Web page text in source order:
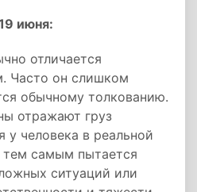
июня:
отличается
Часто он слишком
обычному толкованию.
отражают груз
человека в реальной
самым пытается
ситуаций или